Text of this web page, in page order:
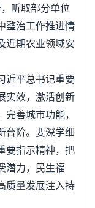
听取部分单位
整治工作推进情
近期农业领域安
近平总书记重要
实效，激活创新
善城市功能，
台阶。要深学细
要指示精神，把
潜力，民生福
质量发展注入持